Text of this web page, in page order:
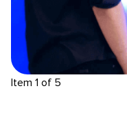
Item 1 of 5